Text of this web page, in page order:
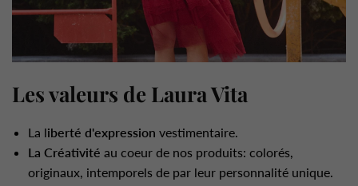
Les valeurs de Laura Vita
La liberté d'expression vestimentaire.
La Créativité au coeur de nos produits: colorés,
originaux, intemporels de par leur personnalité unique.